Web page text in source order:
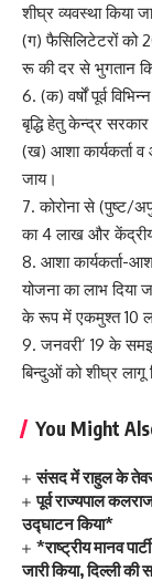
शीघ्र व्यवस्था किया
(ग) फैसिलिटेटरों को
रू की दर से भुगतान
6. (क) वर्षों पूर्व
बृद्धि हेतु केन्द्र
(ख) आशा कार्यकर्ता व
जाय।
7. कोरोना से (पुष्ट/
का 4 लाख और केंद्रीय
8. आशा कार्यकर्ता-
योजना का लाभ
के रूप में एकमुश्त 10
9. जनवरी’ 19 के
बिन्दुओं को शीघ्र लागू
You Might
संसद में राहुल के
पूर्व राज्यपाल
उद्घाटन किया*
*राष्ट्रीय मानव
जारी किया, दिल्ली की